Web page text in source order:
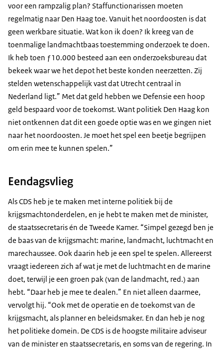
voor een rampzalig plan? Staffunctionarissen moeten
regelmatig naar Den Haag toe. Vanuit het noordoosten is dat
geen werkbare situatie. Wat kon ik doen? Ik kreeg van de
toenmalige landmachtbaas toestemming onderzoek te doen.
Ik heb toen ƒ10.000 besteed aan een onderzoeksbureau dat
bekeek waar we het depot het beste konden neerzetten. Zij
stelden wetenschappelijk vast dat Utrecht centraal in
Nederland ligt.” Met dat geld hebben we Defensie een hoop
geld bespaard voor de toekomst. Want politiek Den Haag kon
niet ontkennen dat dit een goede optie was en we gingen niet
naar het noordoosten. Je moet het spel een beetje begrijpen
om erin mee te kunnen spelen.”
Eendagsvlieg
Als CDS heb je te maken met interne politiek bij de
krijgsmachtonderdelen, en je hebt te maken met de minister,
de staatssecretaris én de Tweede Kamer. “Simpel gezegd ben je
de baas van de krijgsmacht: marine, landmacht, luchtmacht en
marechaussee. Ook daarin heb je een spel te spelen. Allereerst
vraagt iedereen zich af wat je met de luchtmacht en de marine
doet, terwijl je een groen pak (van de landmacht, red.) aan
hebt. “Daar heb je mee te dealen.” En niet alleen daarmee,
vervolgt hij. “Ook met de operatie en de toekomst van de
krijgsmacht, als planner en beleidsmaker. En dan heb je nog
het politieke domein. De CDS is de hoogste militaire adviseur
van de minister en staatssecretaris, en soms van de regering. In